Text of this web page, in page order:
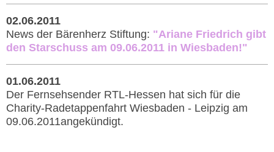
02.06.2011
News der Bärenherz Stiftung: "Ariane Friedrich gibt
den Starschuss am 09.06.2011 in Wiesbaden!"
01.06.2011
Der Fernsehsender RTL-Hessen hat sich für die
Charity-Radetappenfahrt Wiesbaden - Leipzig am
09.06.2011angekündigt.